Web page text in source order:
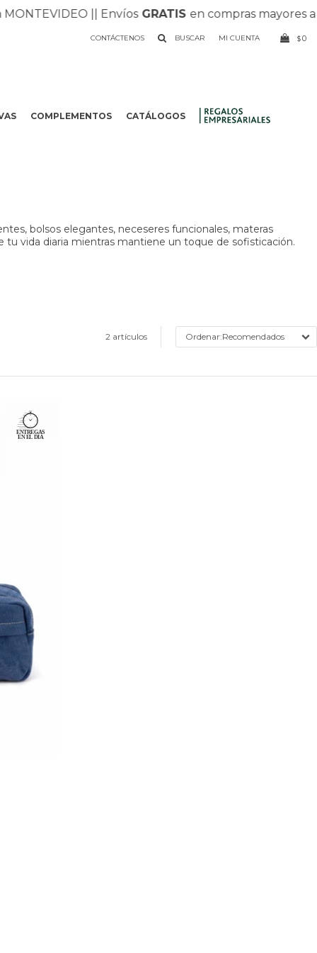
|| EnvíosGRATISen compras mayores a
COMPLEMENTOS CATÁLOGOS
CONTÁCTENOS $0
bolsos elegantes, neceseres funcionales, materas
tu vida diaria mientras mantiene un toque de sofisticación.
2 artículos Recomendados